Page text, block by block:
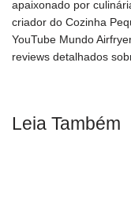
apaixonado por
criador do Cozinha
YouTube Mundo
reviews detalhados
Leia Também